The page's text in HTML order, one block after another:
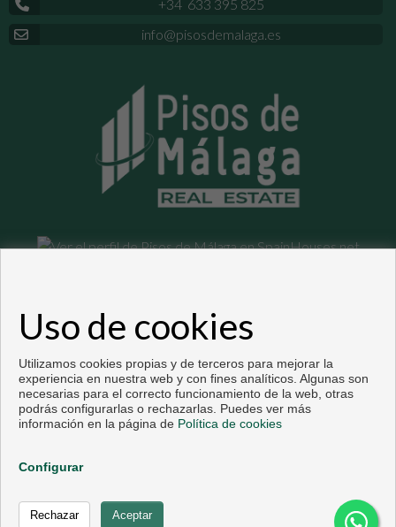
+34 633 395 825
info@pisosdemalaga.es
Copyright © 2026. Todos los derechos reservados.
Desarrollado porInmoenter.Aviso legal|Política de privacidad
Uso de cookies
Utilizamos cookies propias y de terceros para mejorar la
experiencia en nuestra web y con fines analíticos. Algunas son
necesarias para el correcto funcionamiento de la web, otras
podrás configurarlas o rechazarlas. Puedes ver más
información en la página de Política de cookies
Configurar